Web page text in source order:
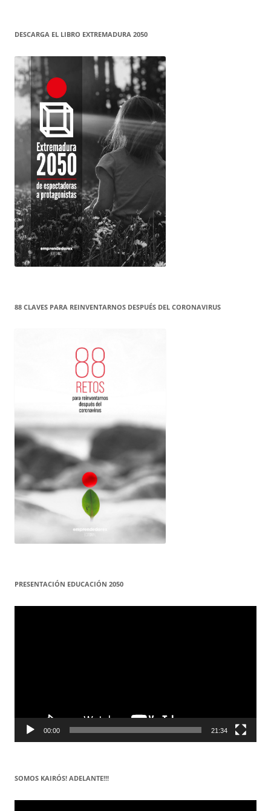
DESCARGA EL LIBRO EXTREMADURA 2050
88 CLAVES PARA REINVENTARNOS DESPUÉS DEL CORONAVIRUS
PRESENTACIÓN EDUCACIÓN 2050
Reproductor
00:00 21:34
SOMOS KAIRÓS! ADELANTE!!!
Reproductor